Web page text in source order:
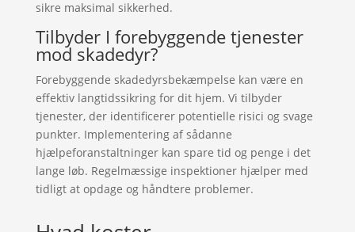
sikre maksimal sikkerhed.
Tilbyder I forebyggende tjenester
mod skadedyr?
Forebyggende skadedyrsbekæmpelse kan være en
effektiv langtidssikring for dit hjem. Vi tilbyder
tjenester, der identificerer potentielle risici og svage
punkter. Implementering af sådanne
hjælpeforanstaltninger kan spare tid og penge i det
lange løb. Regelmæssige inspektioner hjælper med
tidligt at opdage og håndtere problemer.